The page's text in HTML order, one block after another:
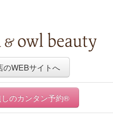
のWEBサイトへ
のカンタン予約®